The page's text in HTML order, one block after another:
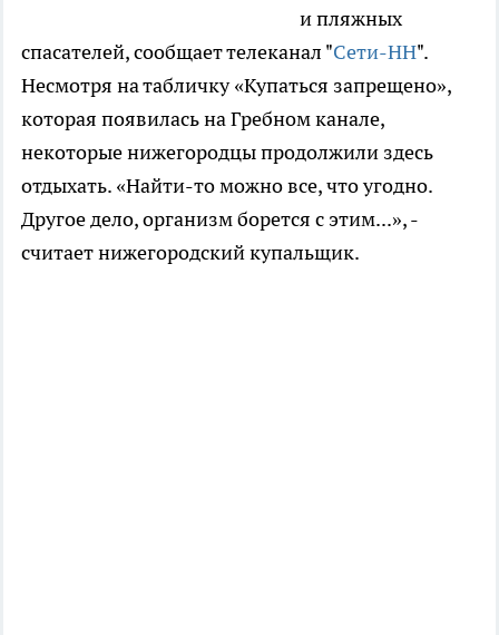
и пляжных
спасателей, сообщает телеканал "Сети-НН".
Несмотря на табличку «Купаться запрещено»,
которая появилась на Гребном канале,
некоторые нижегородцы продолжили здесь
отдыхать. «Найти-то можно все, что угодно.
Другое дело, организм борется с этим...», -
считает нижегородский купальщик.